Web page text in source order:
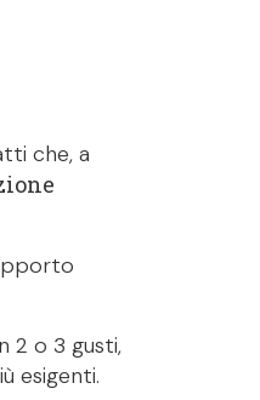
che, a
2 o 3 gusti,
esigenti.